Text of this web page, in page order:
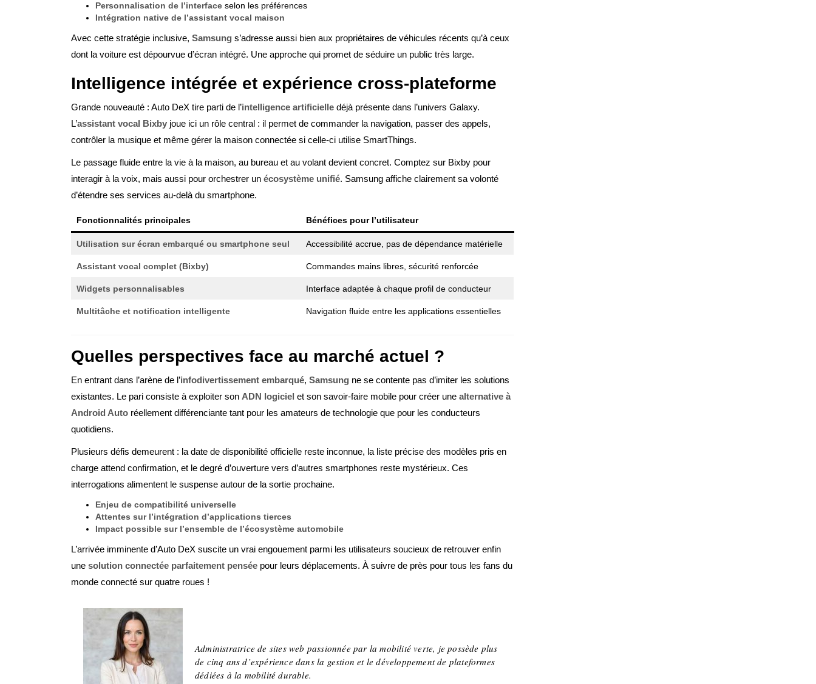
Personnalisation de l’interface selon les préférences
Intégration native de l’assistant vocal maison
Avec cette stratégie inclusive, Samsung s’adresse aussi bien aux propriétaires de véhicules récents qu’à ceux
dont la voiture est dépourvue d’écran intégré. Une approche qui promet de séduire un public très large.
Intelligence intégrée et expérience cross-plateforme
Grande nouveauté : Auto DeX tire parti de l’intelligence artificielle déjà présente dans l’univers Galaxy.
L’assistant vocal Bixby joue ici un rôle central : il permet de commander la navigation, passer des appels,
contrôler la musique et même gérer la maison connectée si celle-ci utilise SmartThings.
Le passage fluide entre la vie à la maison, au bureau et au volant devient concret. Comptez sur Bixby pour
interagir à la voix, mais aussi pour orchestrer un écosystème unifié. Samsung affiche clairement sa volonté
d’étendre ses services au-delà du smartphone.
Fonctionnalités principales Bénéfices pour l’utilisateur
Utilisation sur écran embarqué ou smartphone seul Accessibilité accrue, pas de dépendance matérielle
Assistant vocal complet (Bixby) Commandes mains libres, sécurité renforcée
Widgets personnalisables Interface adaptée à chaque profil de conducteur
Multitâche et notification intelligente Navigation fluide entre les applications essentielles
Quelles perspectives face au marché actuel ?
En entrant dans l’arène de l’infodivertissement embarqué, Samsung ne se contente pas d’imiter les solutions
existantes. Le pari consiste à exploiter son ADN logiciel et son savoir-faire mobile pour créer une alternative à
Android Auto réellement différenciante tant pour les amateurs de technologie que pour les conducteurs
quotidiens.
Plusieurs défis demeurent : la date de disponibilité officielle reste inconnue, la liste précise des modèles pris en
charge attend confirmation, et le degré d’ouverture vers d’autres smartphones reste mystérieux. Ces
interrogations alimentent le suspense autour de la sortie prochaine.
Enjeu de compatibilité universelle
Attentes sur l’intégration d’applications tierces
Impact possible sur l’ensemble de l’écosystème automobile
L’arrivée imminente d’Auto DeX suscite un vrai engouement parmi les utilisateurs soucieux de retrouver enfin
une solution connectée parfaitement pensée pour leurs déplacements. À suivre de près pour tous les fans du
monde connecté sur quatre roues !
Administratrice de sites web passionnée par la mobilité verte, je possède plus
de cinq ans d’expérience dans la gestion et le développement de plateformes
dédiées à la mobilité durable.